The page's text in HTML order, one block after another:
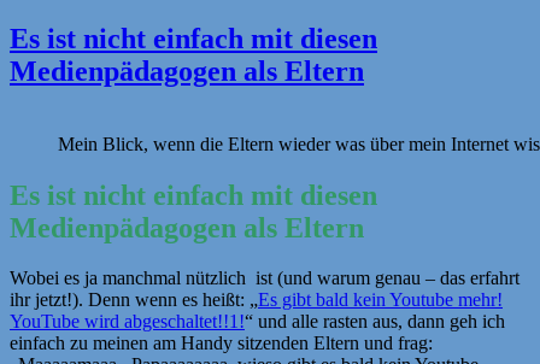
QR-
Code
in
Es ist nicht einfach mit diesen
Medienpädagogen als Eltern
Mein Blick, wenn die Eltern wieder was über mein Internet
Es ist nicht einfach mit diesen
Medienpädagogen als Eltern
Wobei es ja manchmal nützlich ist (und warum genau – das erfahrt
ihr jetzt!). Denn wenn es heißt: „Es gibt bald kein Youtube mehr!
YouTube wird abgeschaltet!!1!“ und alle rasten aus, dann geh ich
einfach zu meinen am Handy sitzenden Eltern und frag: